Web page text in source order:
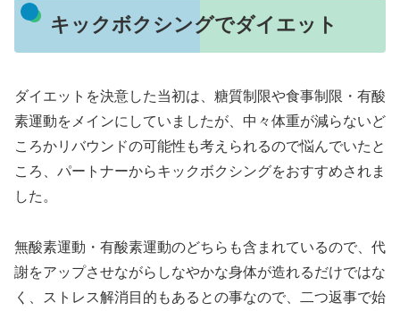
キックボクシングでダイエット
ダイエットを決意した当初は、糖質制限や食事制限・有酸
素運動をメインにしていましたが、中々体重が減らないど
ころかリバウンドの可能性も考えられるので悩んでいたと
ころ、パートナーからキックボクシングをおすすめされま
した。
無酸素運動・有酸素運動のどちらも含まれているので、代
謝をアップさせながらしなやかな身体が造れるだけではな
く、
ストレス解消目的もある との事なので、二つ返事で始